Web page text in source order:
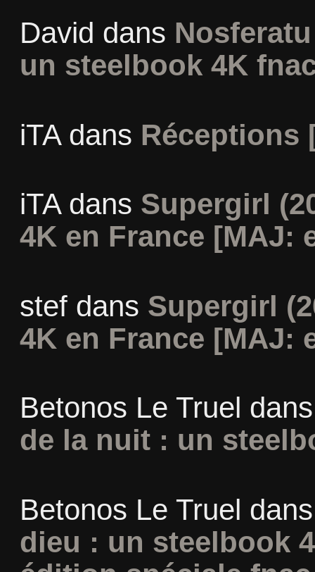
David dans
un steelbook 4K
iTAdans Réceptions
iTAdans Supergirl
4K en France [MAJ:
stefdans Supergirl
4K en France [MAJ:
Betonos Le Truel
de la nuit : un
Betonos Le Truel
dieu : un steelbook